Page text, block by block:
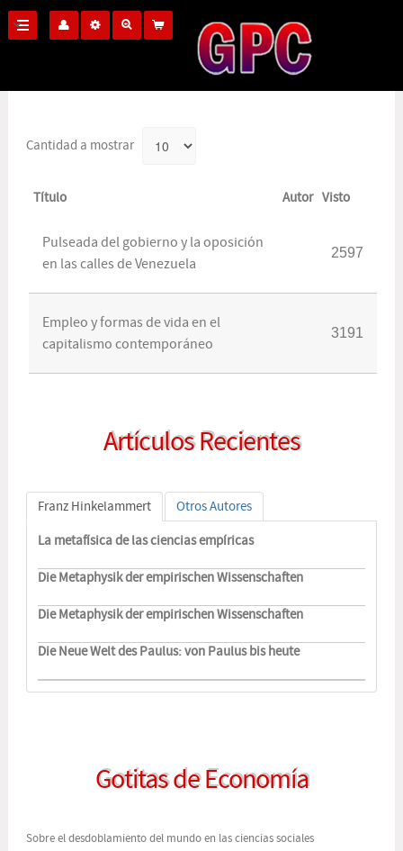
Cantidad a mostrar
Título Autor Visto
Pulseada del gobierno y la oposición
en las calles de Venezuela
2597
Empleo y formas de vida en el
capitalismo contemporáneo
3191
Artículos Recientes
Franz Hinkelammert Otros Autores
La metafísica de las ciencias empíricas
Die Metaphysik der empirischen Wissenschaften
Die Metaphysik der empirischen Wissenschaften
Die Neue Welt des Paulus: von Paulus bis heute
Gotitas de Economía
Sobre el desdoblamiento del mundo en las ciencias sociales